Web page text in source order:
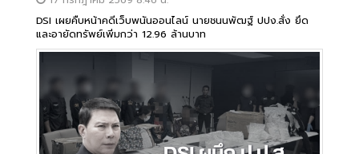
DSI เผยคืบหน้าคดีเว็บพนันออนไลน์ นายชนนพัฒฐ์ ปปง.สั่ง ยึด
และอายัดทรัพย์เพิ่มกว่า 12.96 ล้านบาท